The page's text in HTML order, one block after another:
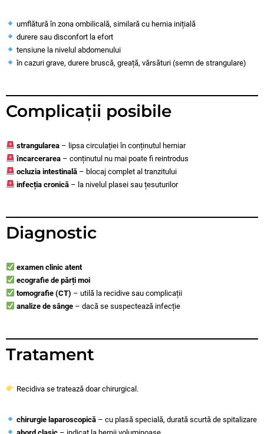
umflătură în zona ombilicală, similară cu hernia inițială
durere sau disconfort la efort
tensiune la nivelul abdomenului
în cazuri grave, durere bruscă, greață, vărsături (semn de strangulare)
Complicații posibile
strangularea– lipsa circulației în conținutul herniar
încarcerarea– conținutul nu mai poate fi reintrodus
ocluzia intestinală– blocaj complet al tranzitului
infecția cronică– la nivelul plasei sau țesuturilor
Diagnostic
examen clinic atent
ecografie de părți moi
tomografie (CT) – utilă la recidive sau complicații
analize de sânge– dacă se suspectează infecție
Tratament
Recidiva se tratează doar chirurgical.
chirurgie laparoscopică– cu plasă specială, durată scurtă de spitalizare